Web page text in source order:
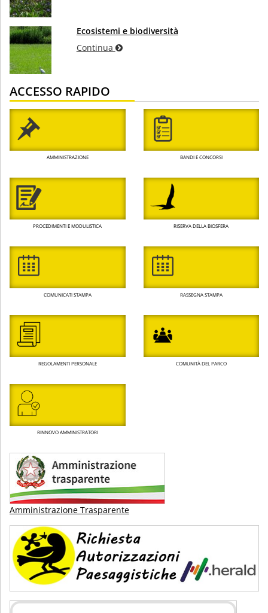
Ecosistemi e biodiversità
Continua
ACCESSO RAPIDO
AMMINISTRAZIONE BANDI E CONCORSI
PROCEDIMENTI E MODULISTICA RISERVA DELLA BIOSFERA
COMUNICATI STAMPA RASSEGNA STAMPA
REGOLAMENTI PERSONALE COMUNITÀ DEL PARCO
RINNOVO AMMINISTRATORI
Amministrazione Trasparente